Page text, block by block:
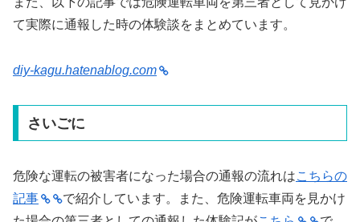
て実際に通報した時の体験談をまとめています。
diy-kagu.hatenablog.com
さいごに
危険な運転の被害者になった場合の通報の流れはこちらの
記事
で紹介しています。また、危険運転車両を見かけ